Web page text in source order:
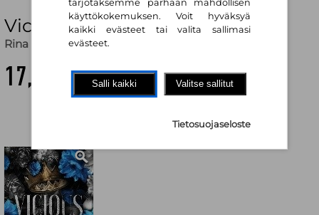
Vicious Prince
Rina Kent
17,10 €
tarjotaksemme parhaan mahdollisen
käyttökokemuksen. Voit hyväksyä
kaikki evästeet tai valita sallimasi
evästeet.
Salli kaikki Valitse sallitut
Tietosuojaseloste